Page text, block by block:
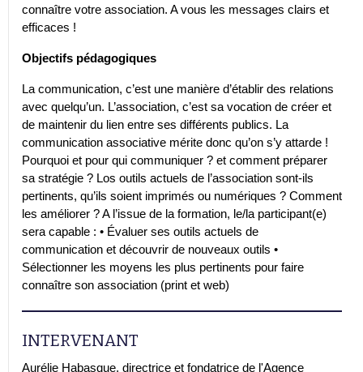
connaître votre association. A vous les messages clairs et
efficaces !
Objectifs pédagogiques
La communication, c’est une manière d’établir des relations
avec quelqu’un. L’association, c’est sa vocation de créer et
de maintenir du lien entre ses différents publics. La
communication associative mérite donc qu’on s’y attarde !
Pourquoi et pour qui communiquer ? et comment préparer
sa stratégie ? Los outils actuels de l’association sont-ils
pertinents, qu’ils soient imprimés ou numériques ? Comment
les améliorer ? A l’issue de la formation, le/la participant(e)
sera capable : • Évaluer ses outils actuels de
communication et découvrir de nouveaux outils •
Sélectionner les moyens les plus pertinents pour faire
connaître son association (print et web)
INTERVENANT
Aurélie Habasque, directrice et fondatrice de l'Agence